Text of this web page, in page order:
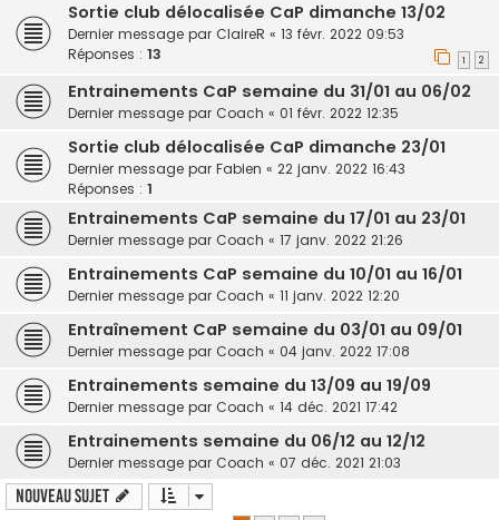
Sortie club délocalisée CaP dimanche 13/02
Dernier message par ClaireR « 13 févr. 2022 09:53
Réponses : 13 1 2
Entrainements CaP semaine du 31/01 au 06/02
Dernier message par Coach « 01 févr. 2022 12:35
Sortie club délocalisée CaP dimanche 23/01
Dernier message par Fabien « 22 janv. 2022 16:43
Réponses : 1
Entrainements CaP semaine du 17/01 au 23/01
Dernier message par Coach « 17 janv. 2022 21:26
Entrainements CaP semaine du 10/01 au 16/01
Dernier message par Coach « 11 janv. 2022 12:20
Entraînement CaP semaine du 03/01 au 09/01
Dernier message par Coach « 04 janv. 2022 17:08
Entrainements semaine du 13/09 au 19/09
Dernier message par Coach « 14 déc. 2021 17:42
Entrainements semaine du 06/12 au 12/12
Dernier message par Coach « 07 déc. 2021 21:03
Nouveau sujet